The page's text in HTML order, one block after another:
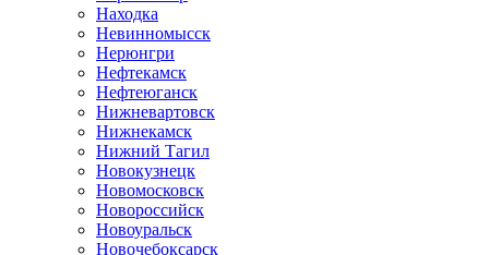
Находка
Невинномысск
Нерюнгри
Нефтекамск
Нефтеюганск
Нижневартовск
Нижнекамск
Нижний Тагил
Новокузнецк
Новомосковск
Новороссийск
Новоуральск
Новочебоксарск